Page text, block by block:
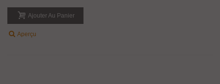
Ajouter Au Panier
Aperçu